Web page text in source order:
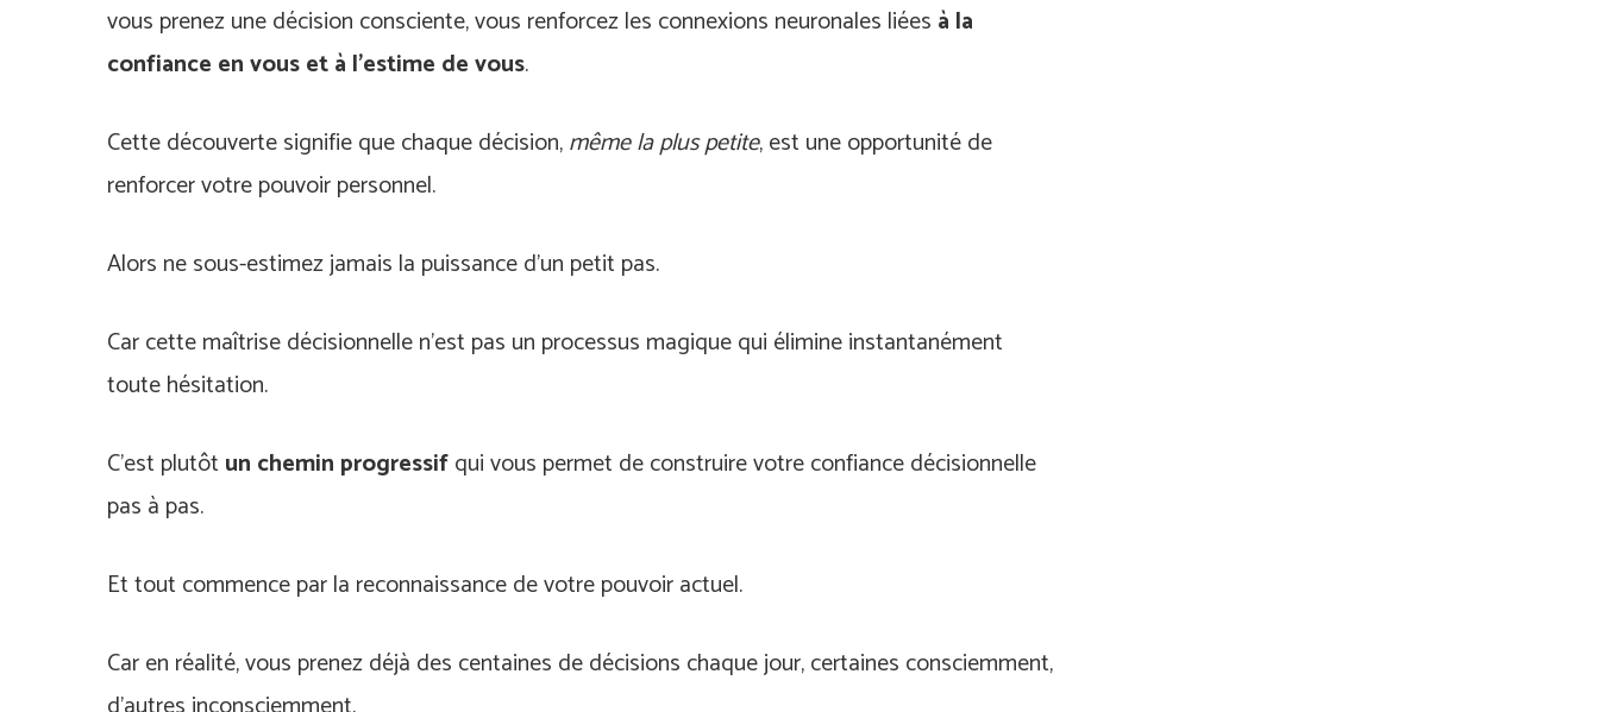
vous prenez une décision consciente, vous renforcez les connexions neuronales liées à la
confiance en vous et à l’estime de vous.
Cette découverte signifie que chaque décision,même la plus petite, est une opportunité de
renforcer votre pouvoir personnel.
Alors ne sous-estimez jamais la puissance d’un petit pas.
Car cette maîtrise décisionnelle n’est pas un processus magique qui élimine instantanément
toute hésitation.
C’est plutôt un chemin progressifqui vous permet de construire votre confiance décisionnelle
pas à pas.
Et tout commence par la reconnaissance de votre pouvoir actuel.
Car en réalité, vous prenez déjà des centaines de décisions chaque jour, certaines consciemment,